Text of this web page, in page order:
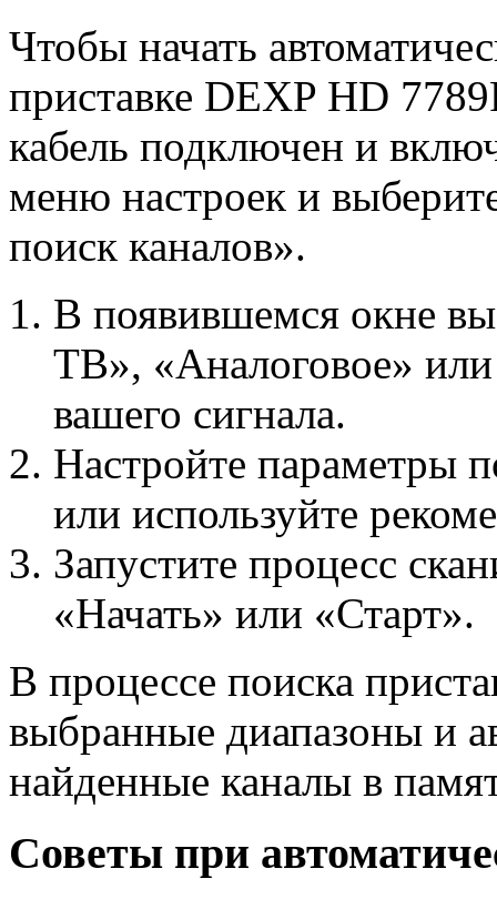
Чтобы начать
приставке DEXP HD
кабель подключен и
меню настроек и
поиск каналов».
В появившемся окне
ТВ», «Аналоговое» или
вашего сигнала.
Настройте параметры
или используйте
Запустите процесс
«Начать» или «Старт».
В процессе поиска
выбранные диапазоны и
найденные каналы в
Советы при